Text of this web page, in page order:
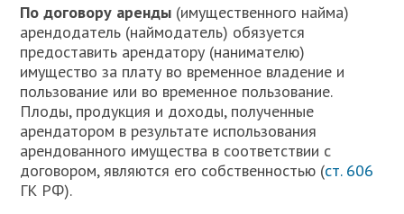
По договору аренды (имущественного найма)
арендодатель (наймодатель) обязуется
предоставить арендатору (нанимателю)
имущество за плату во временное владение и
пользование или во временное пользование.
Плоды, продукция и доходы, полученные
арендатором в результате использования
арендованного имущества в соответствии с
договором, являются его собственностью (ст. 606
ГК РФ).